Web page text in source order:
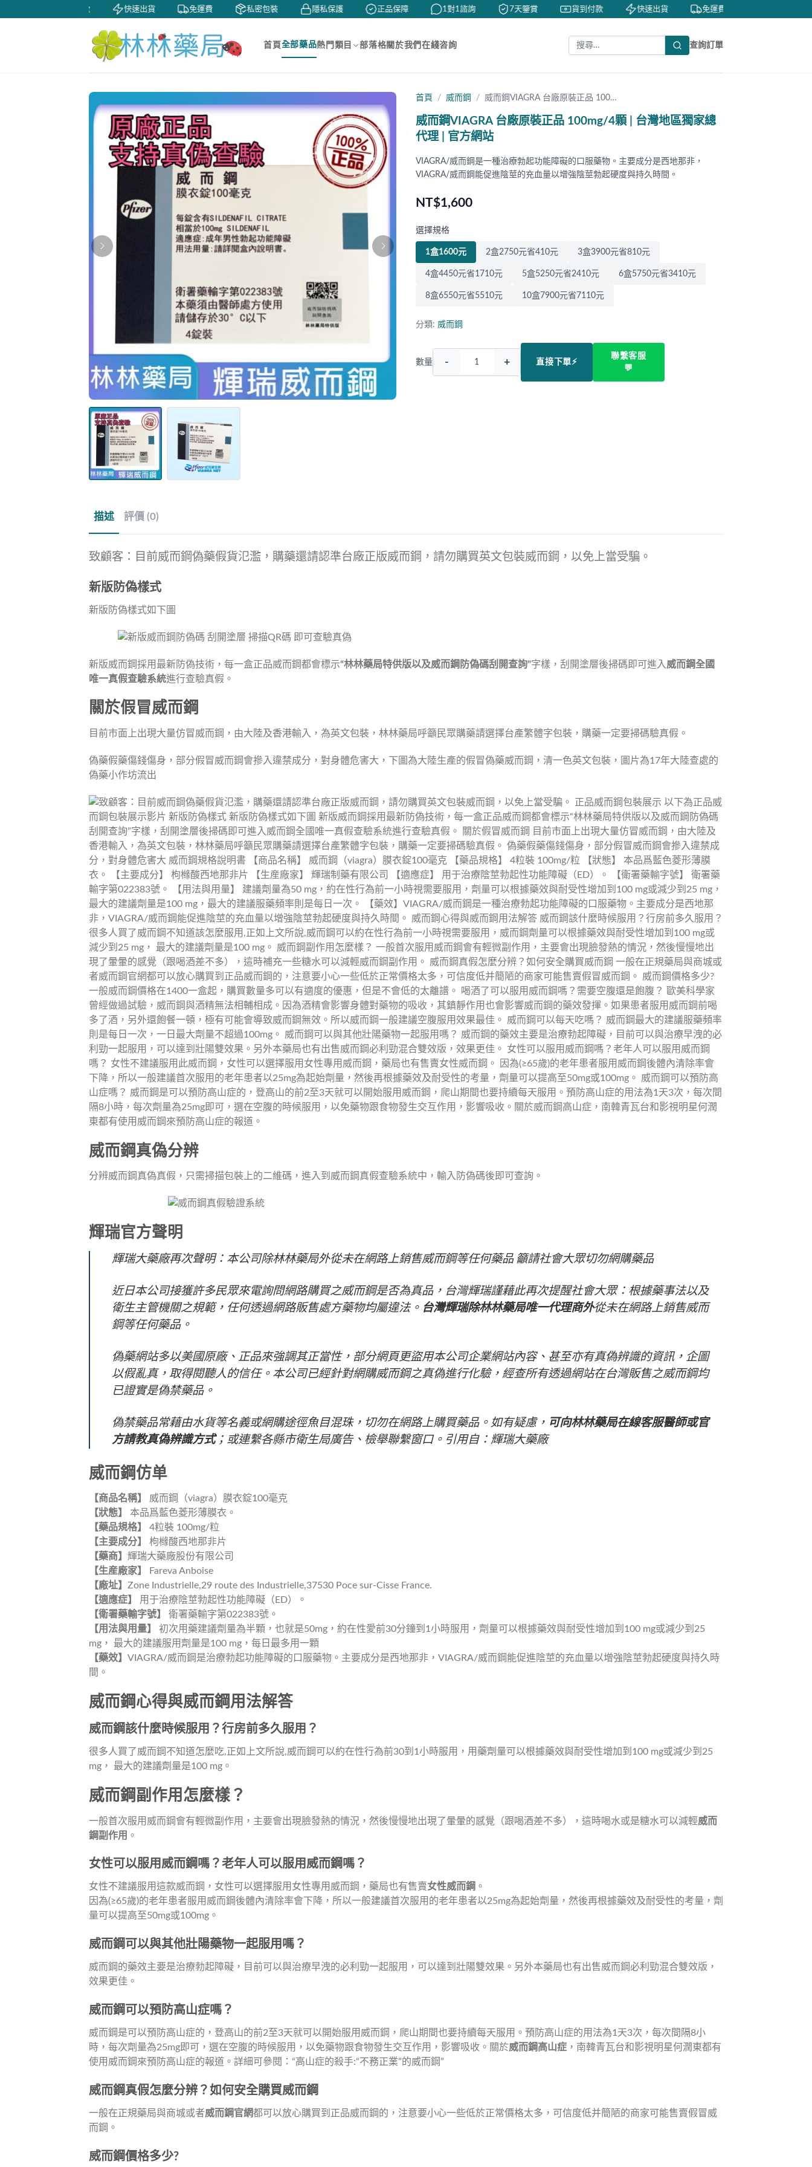
快速出貨 免運費 私密包裝 隱私保護 正品保障 1對1諮詢 7天鑒賞 貨到付款 快速出貨 免運費
首頁全部藥品熱門類目 部落格關於我們在綫咨詢 查詢訂單
首頁 威而鋼 威而鋼VIAGRA 台廠原裝正品 100…
威而鋼VIAGRA 台廠原裝正品 100mg/4顆 | 台灣地區獨家總
代理 | 官方網站
VIAGRA/威而鋼是一種治療勃起功能障礙的口服藥物。主要成分是西地那非，
VIAGRA/威而鋼能促進陰莖的充血量以增強陰莖勃起硬度與持久時間。
NT$1,600
選擇規格
1盒1600元 2盒2750元省410元 3盒3900元省810元
4盒4450元省1710元 5盒5250元省2410元 6盒5750元省3410元
8盒6550元省5510元 10盒7900元省7110元
分類: 威而鋼
數量 - + 直接下單⚡
聯繫客服
💬
描述 評價 (0)
致顧客：目前威而鋼偽藥假貨氾濫，購藥還請認準台廠正版威而鋼，請勿購買英文包裝威而鋼，以免上當受騙。
新版防偽樣式
新版防偽樣式如下圖
新版威而鋼採用最新防偽技術，每一盒正品威而鋼都會標示“林林藥局特供版以及威而鋼防偽碼刮開查詢”字樣，刮開塗層後掃碼即可進入 威而鋼全國
唯一真假查驗系統進行查驗真假。
關於假冒威而鋼
目前市面上出現大量仿冒威而鋼，由大陸及香港輸入，為英文包裝，林林藥局呼籲民眾購藥請選擇台產繁體字包裝，購藥一定要掃碼驗真假。
偽藥假藥傷錢傷身，部分假冒威而鋼會摻入違禁成分，對身體危害大，下圖為大陸生產的假冒偽藥威而鋼，清一色英文包裝，圖片為17年大陸查處的
偽藥小作坊流出
威而鋼真偽分辨
分辨威而鋼真偽真假，只需掃描包裝上的二維碼，進入到威而鋼真假查驗系統中，輸入防偽碼後即可查詢。
輝瑞官方聲明
輝瑞大藥廠再次聲明：本公司除林林藥局外從未在網路上銷售威而鋼等任何藥品 籲請社會大眾切勿網購藥品
近日本公司接獲許多民眾來電詢問網路購買之威而鋼是否為真品，台灣輝瑞謹藉此再次提醒社會大眾：根據藥事法以及
衛生主管機關之規範，任何透過網路販售處方藥物均屬違法。 台灣輝瑞除林林藥局唯一代理商外從未在網路上銷售威而
鋼等任何藥品。
偽藥網站多以美國原廠、正品來強調其正當性，部分網頁更盜用本公司企業網站內容、甚至亦有真偽辨識的資訊，企圖
以假亂真，取得閱聽人的信任。本公司已經針對網購威而鋼之真偽進行化驗，經查所有透過網站在台灣販售之威而鋼均
已證實是偽禁藥品。
偽禁藥品常藉由水貨等名義或網購途徑魚目混珠，切勿在網路上購買藥品。如有疑慮， 可向林林藥局在線客服醫師或官
方請教真偽辨識方式；或連繫各縣市衛生局廣告、檢舉聯繫窗口。引用自：輝瑞大藥廠
威而鋼仿单
【商品名稱】
威而鋼（viagra）膜衣錠100毫克
【狀態】
本品爲藍色菱形薄膜衣。
【藥品規格】
4粒裝 100mg/粒
【主要成分】
枸橼酸西地那非片
【藥商】 輝瑞大藥廠股份有限公司
【生産廠家】
Fareva Anboise
【廠址】 Zone Industrielle,29 route des Industrielle,37530 Poce sur-Cisse France.
【適應症】
用于治療陰莖勃起性功能障礙（ED）。
【衛署藥輸字號】
衛署藥輸字第022383號。
【用法與用量】
初次用藥建議劑量為半顆，也就是50mg，約在性愛前30分鐘到1小時服用，劑量可以根據藥效與耐受性增加到100 mg或減少到25
mg， 最大的建議服用劑量是100 mg，每日最多用一顆
【藥效】 VIAGRA/威而鋼是治療勃起功能障礙的口服藥物。主要成分是西地那非，VIAGRA/威而鋼能促進陰莖的充血量以增強陰莖勃起硬度與持久時
間。
威而鋼心得與威而鋼用法解答
威而鋼該什麼時候服用？行房前多久服用？
很多人買了威而鋼不知道怎麼吃,正如上文所說,威而鋼可以約在性行為前30到1小時服用，用藥劑量可以根據藥效與耐受性增加到100 mg或減少到25
mg， 最大的建議劑量是100 mg。
威而鋼副作用怎麼樣？
一般首次服用威而鋼會有輕微副作用，主要會出現臉發熱的情況，然後慢慢地出現了暈暈的感覺（跟喝酒差不多），這時喝水或是糖水可以減輕威而
鋼副作用 。
女性可以服用威而鋼嗎？老年人可以服用威而鋼嗎？
女性不建議服用這款威而鋼，女性可以選擇服用女性專用威而鋼，藥局也有售賣女性威而鋼 。
因為(≥65歲)的老年患者服用威而鋼後體內清除率會下降，所以一般建議首次服用的老年患者以25mg為起始劑量，然後再根據藥效及耐受性的考量，劑
量可以提高至50mg或100mg。
威而鋼可以與其他壯陽藥物一起服用嗎？
威而鋼的藥效主要是治療勃起障礙，目前可以與治療早洩的必利勁一起服用，可以達到壯陽雙效果。另外本藥局也有出售威而鋼必利勁混合雙效版，
效果更佳。
威而鋼可以預防高山症嗎？
威而鋼是可以預防高山症的，登高山的前2至3天就可以開始服用威而鋼，爬山期間也要持續每天服用。預防高山症的用法為1天3次，每次間隔8小
時，每次劑量為25mg即可，選在空腹的時候服用，以免藥物跟食物發生交互作用，影響吸收。關於威而鋼高山症 ，南韓青瓦台和影視明星何潤東都有
使用威而鋼來預防高山症的報道。詳細可參閱：“高山症的殺手:“不務正業”的威而鋼”
威而鋼真假怎麼分辨？如何安全購買威而鋼
一般在正規藥局與商城或者威而鋼官網都可以放心購買到正品威而鋼的，注意要小心一些低於正常價格太多，可信度低并簡陋的商家可能售賣假冒威
而鋼。
威而鋼價格多少?